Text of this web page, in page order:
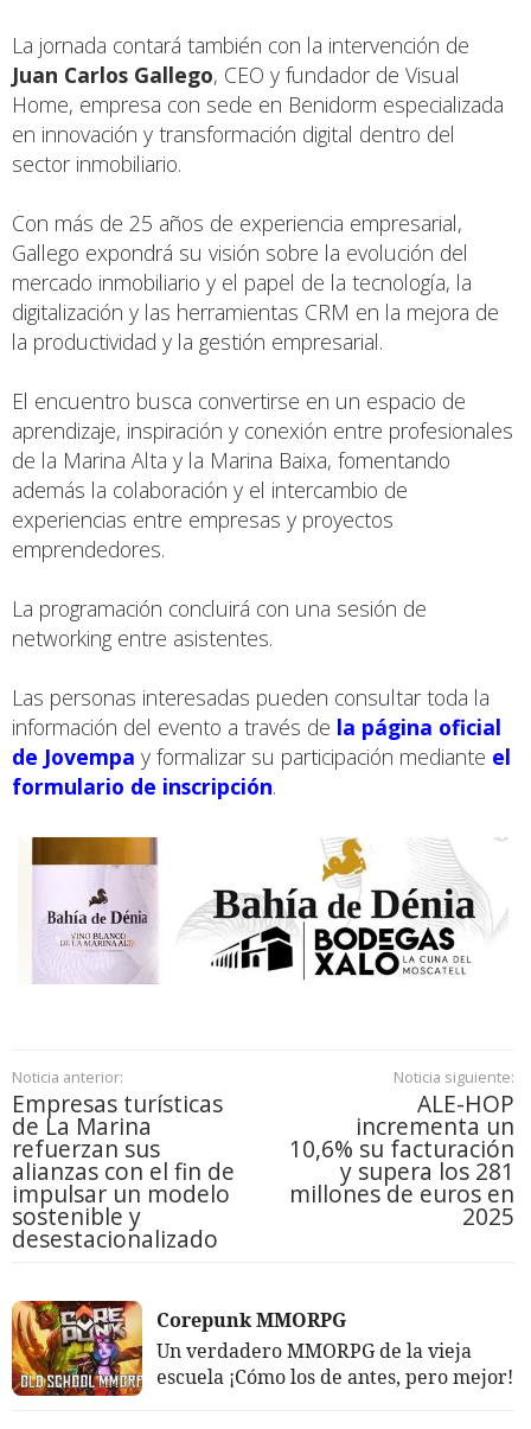
La jornada contará también con la intervención de
Juan Carlos Gallego, CEO y fundador de Visual
Home, empresa con sede en Benidorm especializada
en innovación y transformación digital dentro del
sector inmobiliario.
Con más de 25 años de experiencia empresarial,
Gallego expondrá su visión sobre la evolución del
mercado inmobiliario y el papel de la tecnología, la
digitalización y las herramientas CRM en la mejora de
la productividad y la gestión empresarial.
El encuentro busca convertirse en un espacio de
aprendizaje, inspiración y conexión entre profesionales
de la Marina Alta y la Marina Baixa, fomentando
además la colaboración y el intercambio de
experiencias entre empresas y proyectos
emprendedores.
La programación concluirá con una sesión de
networking entre asistentes.
Las personas interesadas pueden consultar toda la
información del evento a través de la página oficial
de Jovempa y formalizar su participación mediante el
formulario de inscripción.
Noticia anterior:
Empresas turísticas
de La Marina
refuerzan sus
alianzas con el fin de
impulsar un modelo
sostenible y
desestacionalizado
Noticia siguiente:
ALE-HOP
incrementa un
10,6% su facturación
y supera los 281
millones de euros en
2025
Corepunk MMORPG
Un verdadero MMORPG de la vieja
escuela ¡Cómo los de antes, pero mejor!